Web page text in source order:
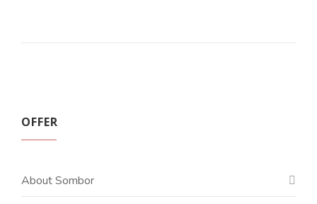
OFFER
About Sombor